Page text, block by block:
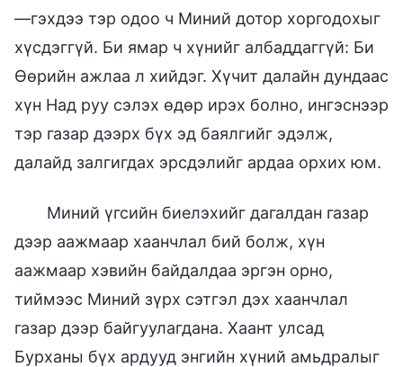
—гэхдээ тэр одоо ч Миний дотор хоргодохыг
хүсдэггүй. Би ямар ч хүнийг албаддаггүй: Би
Өөрийн ажлаа л хийдэг. Хүчит далайн дундаас
хүн Над руу сэлэх өдөр ирэх болно, ингэснээр
тэр газар дээрх бүх эд баялгийг эдэлж,
далайд залгигдах эрсдэлийг ардаа орхих юм.
Миний үгсийн биелэхийг дагалдан газар
дээр аажмаар хаанчлал бий болж, хүн
аажмаар хэвийн байдалдаа эргэн орно,
тиймээс Миний зүрх сэтгэл дэх хаанчлал
газар дээр байгуулагдана. Хаант улсад
Бурханы бүх ардууд энгийн хүний амьдралыг